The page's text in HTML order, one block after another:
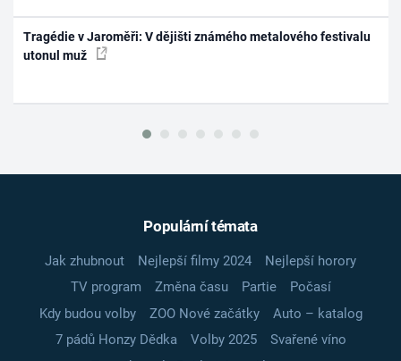
Tragédie v Jaroměři: V dějišti známého metalového festivalu
utonul muž
Populární témata
Jak zhubnout Nejlepší filmy 2024
Nejlepší horory
TV program
Změna času Partie
Počasí
Kdy budou volby
ZOO Nové začátky
Auto – katalog
7 pádů Honzy Dědka
Volby 2025
Svařené víno